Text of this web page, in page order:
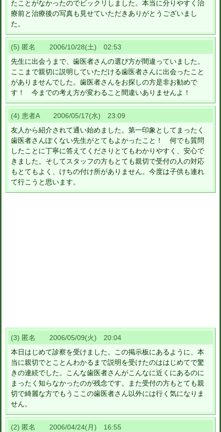
たことがなかったのでビックリしました。本当に分りやすく治
療前と治療後の写真も見せていただきありがとうございまし
た。
(5) 匿名 2006/10/28(土) 02:53
先生に出会うまで、歯医者さんの選び方が間違っていました。
ここまで親切に説明していただける歯医者さんに出会ったこと
がありませんでした。歯医者さんをお探しの方是非お勧めで
す！ 今までの考え方が変わること間違いありませんよ！
(4) 患者A 2006/05/17(水) 23:09
友人から紹介されて通い始めました。第一印象としてまったく
歯医者さんぽくない先生がとてもよかったこと！ 何でも質問
したことに丁寧に答えてくださりとてもわかりやすく、安心で
きました。そしてスタッフの方もとても親切で受付の人の対応
もとてもよく、けちの付け所がありません。今度は子供も連れ
て行こうと思います。
(3) 匿名 2006/05/09(火) 20:04
本日はじめて診察を受けました。この掲示板にあるように、本
当に親切でとことんわかるまで説明を受けたのははじめてで驚
きの連続でした。こんな歯医者さんがこんなに近くにあるのに
まったく知らなかったのが残念です。また受付の方もとても親
切で綺麗な方でもうここの歯医者さん以外には行く気になりま
せん。
(2) 匿名 2006/04/24(月) 16:55